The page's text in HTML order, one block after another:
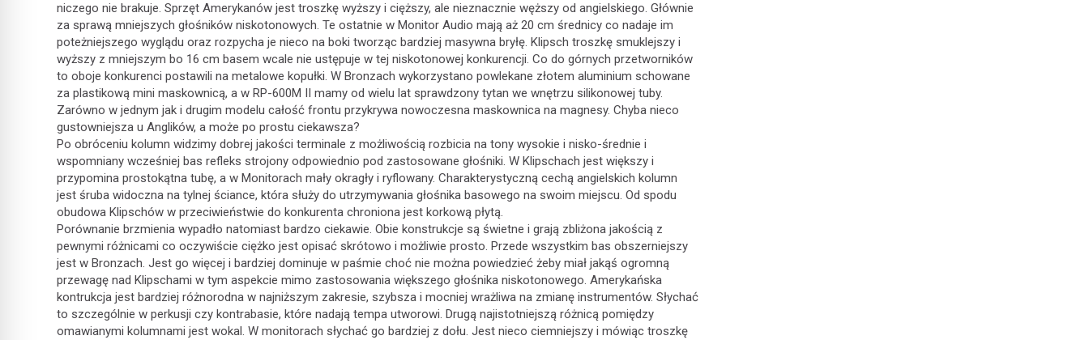
niczego nie brakuje. Sprzęt Amerykanów jest troszkę wyższy i cięższy, ale nieznacznie węższy od angielskiego. Głównie
za sprawą mniejszych głośników niskotonowych. Te ostatnie w Monitor Audio mają aż 20 cm średnicy co nadaje im
poteżniejszego wyglądu oraz rozpycha je nieco na boki tworząc bardziej masywna bryłę. Klipsch troszkę smuklejszy i
wyższy z mniejszym bo 16 cm basem wcale nie ustępuje w tej niskotonowej konkurencji. Co do górnych przetworników
to oboje konkurenci postawili na metalowe kopułki. W Bronzach wykorzystano powlekane złotem aluminium schowane
za plastikową mini maskownicą, a w RP-600M II mamy od wielu lat sprawdzony tytan we wnętrzu silikonowej tuby.
Zarówno w jednym jak i drugim modelu całość frontu przykrywa nowoczesna maskownica na magnesy. Chyba nieco
gustowniejsza u Anglików, a może po prostu ciekawsza?
Po obróceniu kolumn widzimy dobrej jakości terminale z możliwością rozbicia na tony wysokie i nisko-średnie i
wspomniany wcześniej bas refleks strojony odpowiednio pod zastosowane głośniki. W Klipschach jest większy i
przypomina prostokątna tubę, a w Monitorach mały okragły i ryflowany. Charakterystyczną cechą angielskich kolumn
jest śruba widoczna na tylnej ściance, która służy do utrzymywania głośnika basowego na swoim miejscu. Od spodu
obudowa Klipschów w przeciwieństwie do konkurenta chroniona jest korkową płytą.
Porównanie brzmienia wypadło natomiast bardzo ciekawie. Obie konstrukcje są świetne i grają zbliżona jakością z
pewnymi różnicami co oczywiście ciężko jest opisać skrótowo i możliwie prosto. Przede wszystkim bas obszerniejszy
jest w Bronzach. Jest go więcej i bardziej dominuje w paśmie choć nie można powiedzieć żeby miał jakąś ogromną
przewagę nad Klipschami w tym aspekcie mimo zastosowania większego głośnika niskotonowego. Amerykańska
kontrukcja jest bardziej różnorodna w najniższym zakresie, szybsza i mocniej wrażliwa na zmianę instrumentów. Słychać
to szczególnie w perkusji czy kontrabasie, które nadają tempa utworowi. Drugą najistotniejszą różnicą pomiędzy
omawianymi kolumnami jest wokal. W monitorach słychać go bardziej z dołu. Jest nieco ciemniejszy i mówiąc troszkę